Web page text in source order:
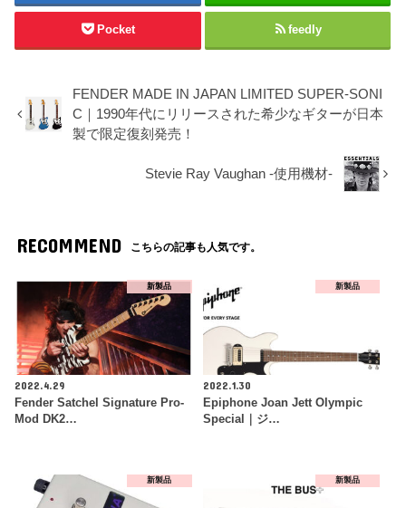
Pocket feedly
FENDER MADE IN JAPAN LIMITED SUPER-SONI
C｜1990年代にリリースされた希少なギターが日本
製で限定復刻発売！
Stevie Ray Vaughan -使用機材-
RECOMMEND こちらの記事も人気です。
新製品
2022.4.29
Fender Satchel Signature Pro-
Mod DK2…
新製品
2022.1.30
Epiphone Joan Jett Olympic
Special｜ジ…
新製品 新製品